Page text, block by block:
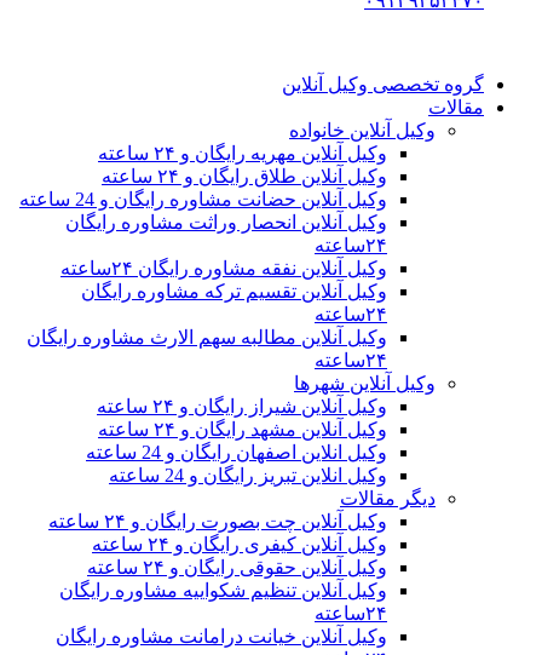
گروه تخصصی وکیل آنلاین
مقالات
وکیل آنلاین خانواده
وکیل آنلاین مهریه رایگان و ۲۴ ساعته
وکیل آنلاین طلاق رایگان و ۲۴ ساعته
وکیل آنلاین حضانت مشاوره رایگان و 24 ساعته
وکیل آنلاین انحصار وراثت مشاوره رایگان
وکیل آنلاین نفقه مشاوره رایگان ۲۴ساعته
وکیل آنلاین تقسیم ترکه مشاوره رایگان
وکیل آنلاین مطالبه سهم الارث مشاوره رایگان
وکیل آنلاین شهرها
وکیل آنلاین شیراز رایگان و ۲۴ ساعته
وکیل آنلاین مشهد رایگان و ۲۴ ساعته
وکیل انلاین اصفهان رایگان و 24 ساعته
وکیل انلاین تبریز رایگان و 24 ساعته
دیگر مقالات
وکیل آنلاین چت بصورت رایگان و ۲۴ ساعته
وکیل آنلاین کیفری رایگان و ۲۴ ساعته
وکیل آنلاین حقوقی رایگان و ۲۴ ساعته
وکیل آنلاین تنظیم شکواییه مشاوره رایگان
وکیل آنلاین خیانت درامانت مشاوره رایگان